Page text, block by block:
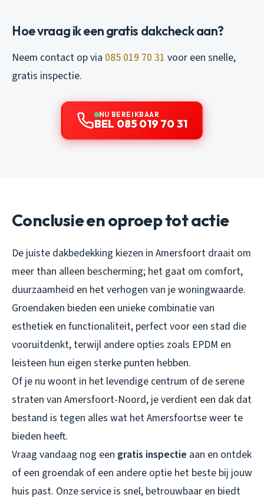
Hoe vraag ik een gratis dakcheck aan?
Neem contact op via 085 019 70 31 voor een snelle,
gratis inspectie.
NU BEREIKBAAR
BEL 085 019 70 31
Conclusie en oproep tot actie
De juiste dakbedekking kiezen in Amersfoort draait om
meer than alleen bescherming; het gaat om comfort,
duurzaamheid en het verhogen van je woningwaarde.
Groendaken bieden een unieke combinatie van
esthetiek en functionaliteit, perfect voor een stad die
vooruitdenkt, terwijl andere opties zoals EPDM en
leisteen hun eigen sterke punten hebben.
Of je nu woont in het levendige centrum of de serene
straten van Amersfoort-Noord, je verdient een dak dat
bestand is tegen alles wat het Amersfoortse weer te
bieden heeft.
Vraag vandaag nog een gratis inspectie aan en ontdek
of een groendak of een andere optie het beste bij jouw
huis past. Onze service is snel, betrouwbaar en biedt